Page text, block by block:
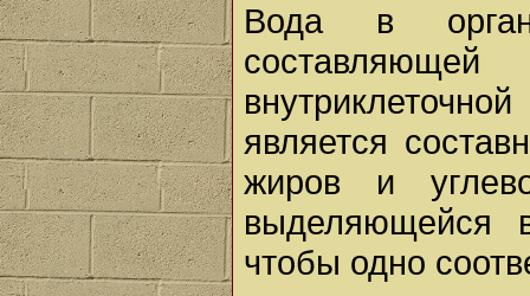
Вода в
является
жиров и
выделяющейся
чтобы одно